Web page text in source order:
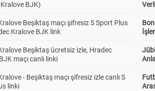
BJK)
Beşiktaş maçı şifresiz S Sport Plus
Kralove BJK link
Beşiktaş ücretsiz izle, Hradec
maçı canlı linki
- Beşiktaş maçı şifresiz izle canlı S
linki